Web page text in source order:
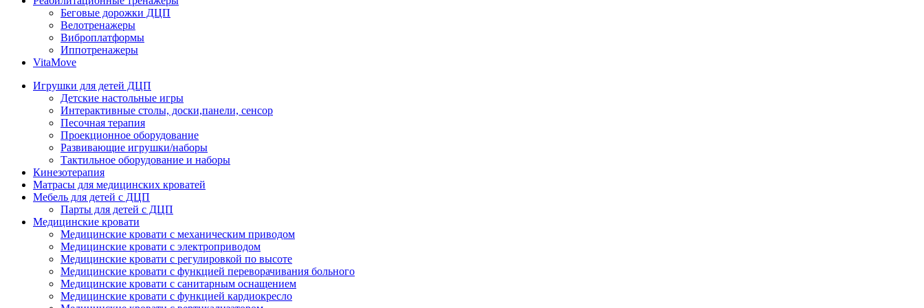
Беговые дорожки ДЦП
Велотренажеры
Виброплатформы
Иппотренажеры
VitaMove
Игрушки для детей ДЦП
Детские настольные игры
Интерактивные столы, доски,панели, сенсор
Песочная терапия
Проекционное оборудование
Развивающие игрушки/наборы
Тактильное оборудование и наборы
Кинезотерапия
Матрасы для медицинских кроватей
Мебель для детей с ДЦП
Парты для детей с ДЦП
Медицинские кровати
Медицинские кровати с механическим приводом
Медицинские кровати с электроприводом
Медицинские кровати с регулировкой по высоте
Медицинские кровати с функцией переворачивания больного
Медицинские кровати с санитарным оснащением
Медицинские кровати с функцией кардиокресло